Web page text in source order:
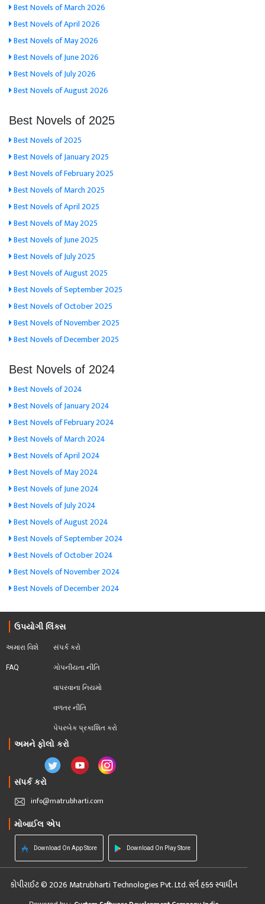
Best Novels of March 2026
Best Novels of April 2026
Best Novels of May 2026
Best Novels of June 2026
Best Novels of July 2026
Best Novels of August 2026
Best Novels of 2025
Best Novels of 2025
Best Novels of January 2025
Best Novels of February 2025
Best Novels of March 2025
Best Novels of April 2025
Best Novels of May 2025
Best Novels of June 2025
Best Novels of July 2025
Best Novels of August 2025
Best Novels of September 2025
Best Novels of October 2025
Best Novels of November 2025
Best Novels of December 2025
Best Novels of 2024
Best Novels of 2024
Best Novels of January 2024
Best Novels of February 2024
Best Novels of March 2024
Best Novels of April 2024
Best Novels of May 2024
Best Novels of June 2024
Best Novels of July 2024
Best Novels of August 2024
Best Novels of September 2024
Best Novels of October 2024
Best Novels of November 2024
Best Novels of December 2024
ઉપયોગી લિંક્સ
અમારા વિશે
FAQ
સંપર્ક કરો
ગોપનીયતા નીતિ
વાપરવાના નિયમો
વળતર નીતિ
પેપરબેક પ્રકાશિત કરો
અમને ફોલો કરો
સંપર્ક કરો
info@matrubharti.com
મોબાઈલ એપ
Download On App Store Download On Play Store
કોપીરાઈટ © 2026 Matrubharti Technologies Pvt. Ltd. સર્વ હક્ક સ્વાધીન